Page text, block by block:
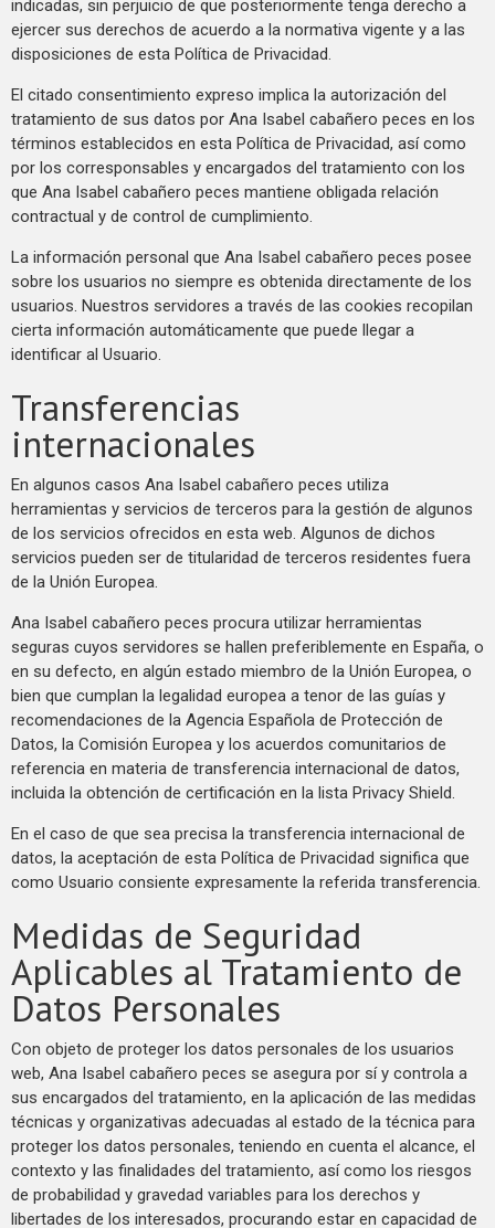
indicadas, sin perjuicio de que posteriormente tenga derecho a
ejercer sus derechos de acuerdo a la normativa vigente y a las
disposiciones de esta Política de Privacidad.
El citado consentimiento expreso implica la autorización del
tratamiento de sus datos por Ana Isabel cabañero peces en los
términos establecidos en esta Política de Privacidad, así como
por los corresponsables y encargados del tratamiento con los
que Ana Isabel cabañero peces mantiene obligada relación
contractual y de control de cumplimiento.
La información personal que Ana Isabel cabañero peces posee
sobre los usuarios no siempre es obtenida directamente de los
usuarios. Nuestros servidores a través de las cookies recopilan
cierta información automáticamente que puede llegar a
identificar al Usuario.
Transferencias
internacionales
En algunos casos Ana Isabel cabañero peces utiliza
herramientas y servicios de terceros para la gestión de algunos
de los servicios ofrecidos en esta web. Algunos de dichos
servicios pueden ser de titularidad de terceros residentes fuera
de la Unión Europea.
Ana Isabel cabañero peces procura utilizar herramientas
seguras cuyos servidores se hallen preferiblemente en España, o
en su defecto, en algún estado miembro de la Unión Europea, o
bien que cumplan la legalidad europea a tenor de las guías y
recomendaciones de la Agencia Española de Protección de
Datos, la Comisión Europea y los acuerdos comunitarios de
referencia en materia de transferencia internacional de datos,
incluida la obtención de certificación en la lista Privacy Shield.
En el caso de que sea precisa la transferencia internacional de
datos, la aceptación de esta Política de Privacidad significa que
como Usuario consiente expresamente la referida transferencia.
Medidas de Seguridad
Aplicables al Tratamiento de
Datos Personales
Con objeto de proteger los datos personales de los usuarios
web, Ana Isabel cabañero peces se asegura por sí y controla a
sus encargados del tratamiento, en la aplicación de las medidas
técnicas y organizativas adecuadas al estado de la técnica para
proteger los datos personales, teniendo en cuenta el alcance, el
contexto y las finalidades del tratamiento, así como los riesgos
de probabilidad y gravedad variables para los derechos y
libertades de los interesados, procurando estar en capacidad de